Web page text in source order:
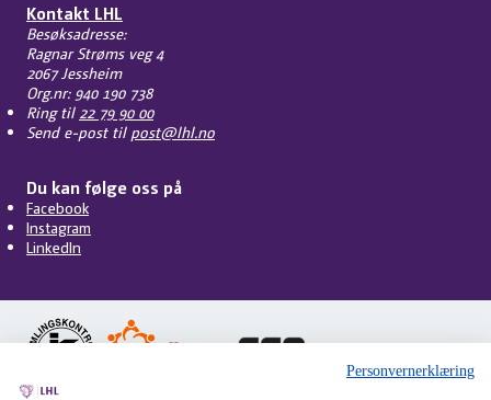
Kontakt LHL
Besøksadresse:
Ragnar Strøms veg 4
2067 Jessheim
Org.nr: 940 190 738
Ring til 22 79 90 00
Send e-post til post@lhl.no
Du kan følge oss på
Facebook
Instagram
LinkedIn
Personvernerklæring